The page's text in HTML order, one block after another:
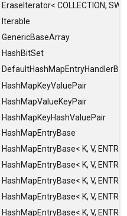
EraseIterator< COLLECTION,
Iterable
GenericBaseArray
HashBitSet
DefaultHashMapEntryHandlerBase
HashMapKeyValuePair
HashMapValueKeyPair
HashMapKeyHashValuePair
HashMapEntryBase
HashMapEntryBase< K, V,
HashMapEntryBase< K, V,
HashMapEntryBase< K, V,
HashMapEntryBase< K, V,
HashMapEntryBase< K, V,